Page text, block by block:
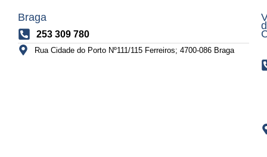
Braga
253 309 780
Rua Cidade do Porto Nº111/115 Ferreiros; 4700-086 Braga